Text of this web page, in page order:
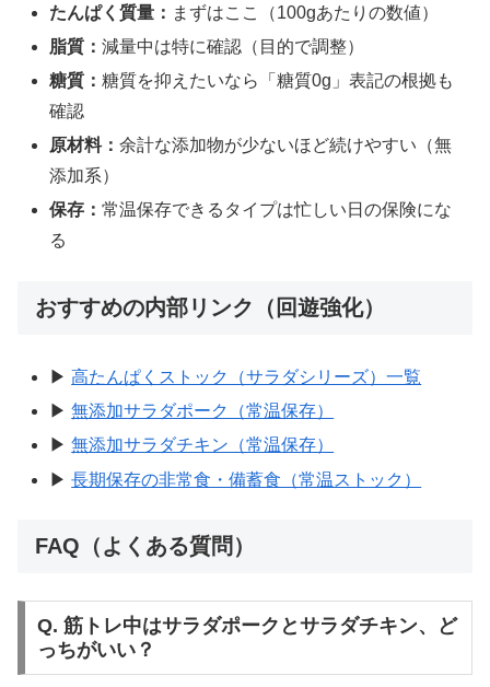
たんぱく質量： まずはここ（100gあたりの数値）
脂質：減量中は特に確認（目的で調整）
糖質：糖質を抑えたいなら「糖質0g」表記の根拠も
確認
原材料：余計な添加物が少ないほど続けやすい（無
添加系）
保存：常温保存できるタイプは忙しい日の保険にな
る
おすすめの内部リンク（回遊強化）
▶高たんぱくストック（サラダシリーズ）一覧
▶無添加サラダポーク（常温保存）
▶無添加サラダチキン（常温保存）
▶長期保存の非常食・備蓄食（常温ストック）
FAQ（よくある質問）
Q. 筋トレ中はサラダポークとサラダチキン、ど
っちがいい？